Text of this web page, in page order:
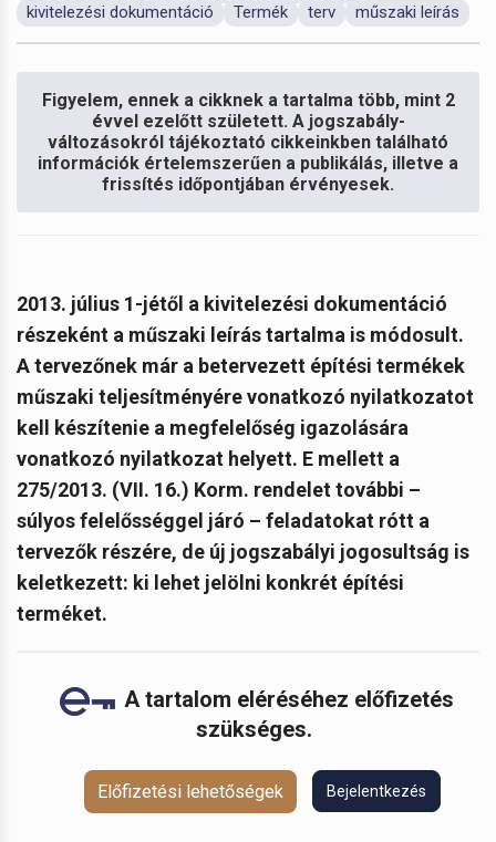
kivitelezési dokumentáció
Termék terv műszaki leírás
Figyelem, ennek a cikknek a tartalma több, mint 2
évvel ezelőtt született. A jogszabály-
változásokról tájékoztató cikkeinkben található
információk értelemszerűen a publikálás, illetve a
frissítés időpontjában érvényesek.
2013. július 1-jétől a kivitelezési dokumentáció
részeként a műszaki leírás tartalma is módosult.
A tervezőnek már a betervezett építési termékek
műszaki teljesítményére vonatkozó nyilatkozatot
kell készítenie a megfelelőség igazolására
vonatkozó nyilatkozat helyett. E mellett a
275/2013. (VII. 16.) Korm. rendelet további –
súlyos felelősséggel járó – feladatokat rótt a
tervezők részére, de új jogszabályi jogosultság is
keletkezett: ki lehet jelölni konkrét építési
terméket.
A tartalom eléréséhez előfizetés
szükséges.
Előfizetési lehetőségek Bejelentkezés